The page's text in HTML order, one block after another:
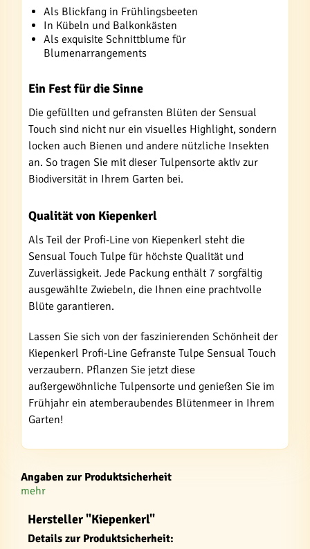
Als Blickfang in Frühlingsbeeten
In Kübeln und Balkonkästen
Als exquisite Schnittblume für
Blumenarrangements
Ein Fest für die Sinne
Die gefüllten und gefransten Blüten der Sensual
Touch sind nicht nur ein visuelles Highlight, sondern
locken auch Bienen und andere nützliche Insekten
an. So tragen Sie mit dieser Tulpensorte aktiv zur
Biodiversität in Ihrem Garten bei.
Qualität von Kiepenkerl
Als Teil der Profi-Line von Kiepenkerl steht die
Sensual Touch Tulpe für höchste Qualität und
Zuverlässigkeit. Jede Packung enthält 7 sorgfältig
ausgewählte Zwiebeln, die Ihnen eine prachtvolle
Blüte garantieren.
Lassen Sie sich von der faszinierenden Schönheit der
Kiepenkerl Profi-Line Gefranste Tulpe Sensual Touch
verzaubern. Pflanzen Sie jetzt diese
außergewöhnliche Tulpensorte und genießen Sie im
Frühjahr ein atemberaubendes Blütenmeer in Ihrem
Garten!
Angaben zur Produktsicherheit
mehr
Hersteller "Kiepenkerl"
Details zur Produktsicherheit: